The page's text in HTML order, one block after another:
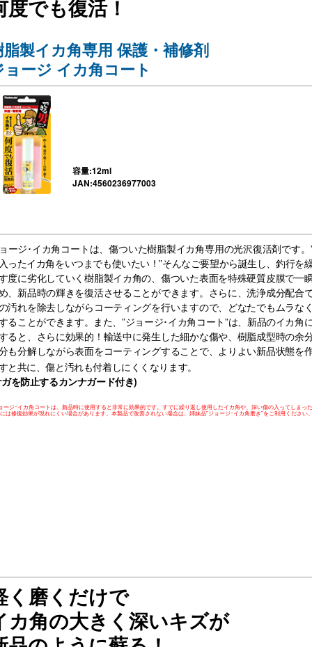
度でも復活！
脂製イカ角専用 保護・補修剤
ョージ イカ角コート
容量:12ml
JAN:4560236977003
ージ･イカ角コートは、傷ついた樹脂製イカ角専用の光沢復活剤です。
ったイカ角をいつまでも使いたい！”そんなご要望から誕生し、釣行を
度に劣化していく樹脂製イカ角の、傷ついた表面を特殊硬質皮膜で一
、新品時の輝きを復活させることができます。さらに、洗浄成分配合
汚れを除去しながらコーティングを行いますので、どなたでもムラな
ることができます。また、”ジョージ･イカ角コート”は、新品のイカ角
ると、さらに効果的！輸送中に発生した細かな傷や、樹脂成型時の余
も分解しながら表面をコーティングすることで、よりよい新品状態を
と共に、傷と汚れも付着しにくくなります。
を防止するカンナガード付き)
ージ･イカ角コートは、新品時に使用すると非常に効果的です。すでに繰り返し使用したイカ角や、深い傷の入ってしまっ
は修復効果が現れにくい場合があります。本製品で改善されない場合は、姉妹品”ジョージ･イカ角磨き”をご利用ください。
く磨くだけで
カ角の大きく深いキズが